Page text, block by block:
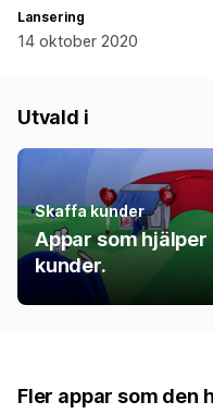
Lansering
14 oktober 2020
Utvald i
Skaffa kunder
Appar som
kunder.
Fler appar som den